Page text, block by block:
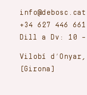
info@debosc.cat
+34 627 446 661
Dill a Dv: 10 –
Vilobí
(Girona)